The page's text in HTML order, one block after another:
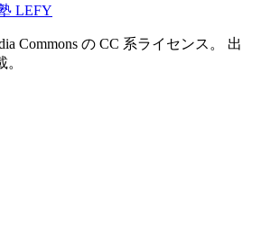
LEFY
Commons の CC 系ライセンス。 出